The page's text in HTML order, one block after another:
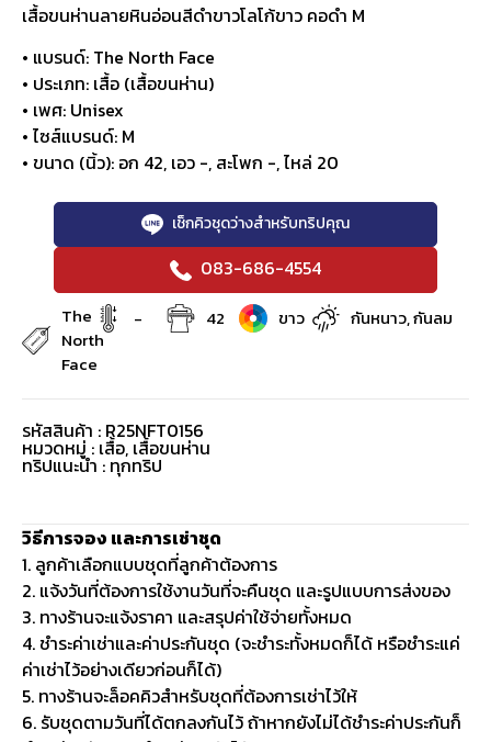
เสื้อขนห่านลายหินอ่อนสีดำขาวโลโก้ขาว คอดำ M
• แบรนด์: The North Face
• ประเภท: เสื้อ (เสื้อขนห่าน)
• เพศ: Unisex
• ไซส์แบรนด์: M
• ขนาด (นิ้ว): อก 42, เอว -, สะโพก -, ไหล่ 20
เช็กคิวชุดว่างสำหรับทริปคุณ
083-686-4554
The
North
Face
- 42 ขาว กันหนาว, กันลม
รหัสสินค้า : R25NFT0156
หมวดหมู่ : เสื้อ, เสื้อขนห่าน
ทริปแนะนำ : ทุกทริป
วิธีการจอง และการเช่าชุด
1. ลูกค้าเลือกแบบชุดที่ลูกค้าต้องการ
2. แจ้งวันที่ต้องการใช้งานวันที่จะคืนชุด และรูปแบบการส่งของ
3. ทางร้านจะแจ้งราคา และสรุปค่าใช้จ่ายทั้งหมด
4. ชำระค่าเช่าและค่าประกันชุด (จะชำระทั้งหมดก็ได้ หรือชำระแค่
ค่าเช่าไว้อย่างเดียวก่อนก็ได้)
5. ทางร้านจะล็อคคิวสำหรับชุดที่ต้องการเช่าไว้ให้
6. รับชุดตามวันที่ได้ตกลงกันไว้ ถ้าหากยังไม่ได้ชำระค่าประกันก็